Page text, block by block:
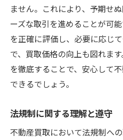
ません。これにより、予期せ
ーズな取引を進めることが可
を正確に評価し、必要に応じ
で、買取価格の向上も図れま
を徹底することで、安心して
できるでしょう。
法規制に関する理解と遵守
不動産買取において法規制へ